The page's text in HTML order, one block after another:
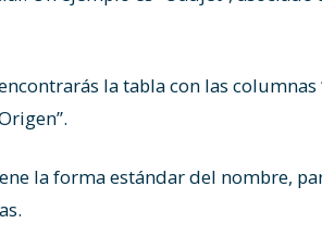
la tabla con las columnas
la forma estándar del nombre,